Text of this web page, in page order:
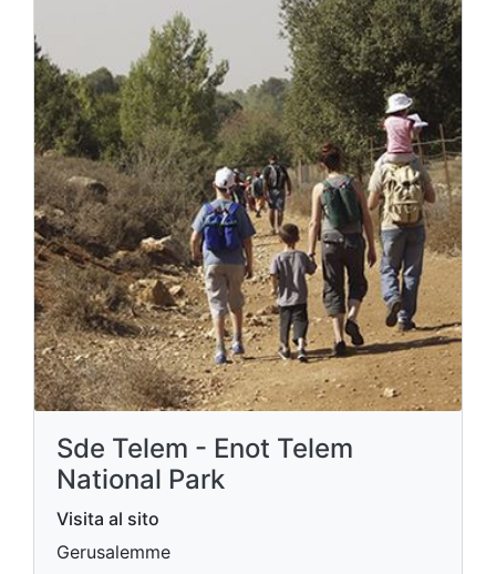
Sde Telem - Enot Telem
National Park
Visita al sito
Gerusalemme